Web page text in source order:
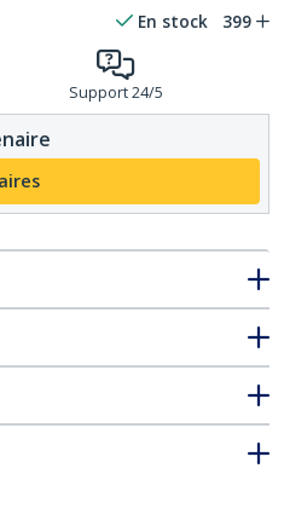
En stock 399
Support 24/5